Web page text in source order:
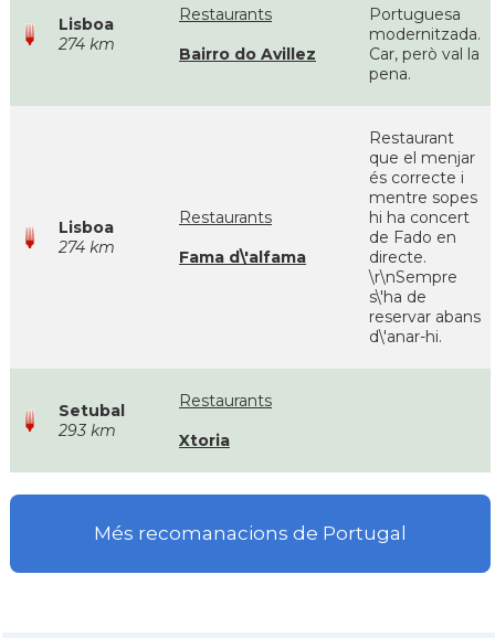
Lisboa
274 km
Restaurants
Bairro do Avillez
Portuguesa
modernitzada.
Car, però val la
pena.
Lisboa
274 km
Restaurants
Fama d\'alfama
Restaurant
que el menjar
és correcte i
mentre sopes
hi ha concert
de Fado en
directe.
\r\nSempre
s\'ha de
reservar abans
d\'anar-hi.
Setubal
293 km
Restaurants
Xtoria
Més recomanacions de Portugal